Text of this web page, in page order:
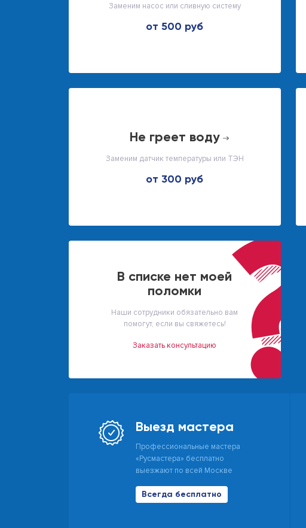
Заменим насос или сливную систему
от 500 руб
не греет воду
Заменим датчик температуры или ТЭН
от 300 руб
В списке нет моей
поломки
Наши сотрудники обязательно вам
помогут, если вы свяжетесь!
Заказать консультацию
Выезд мастера
Профессиональные мастера
«Русмастера» бесплатно
выезжают по всей Москве
Всегда бесплатно